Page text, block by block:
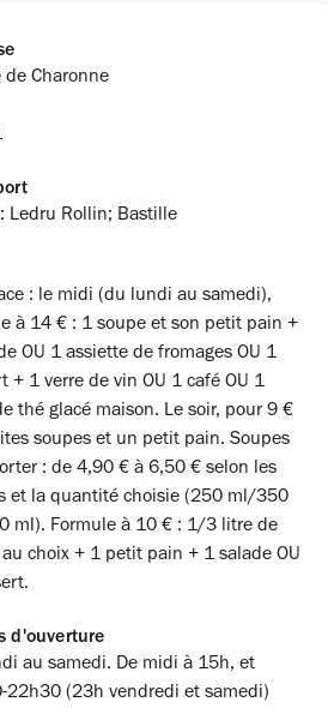
de Charonne
Ledru Rollin; Bastille
: le midi (du lundi au samedi),
à 14 € : 1 soupe et son petit pain +
OU 1 assiette de fromages OU 1
+ 1 verre de vin OU 1 café OU 1
thé glacé maison. Le soir, pour 9 €
soupes et un petit pain. Soupes
: de 4,90 € à 6,50 € selon les
et la quantité choisie (250 ml/350
ml). Formule à 10 € : 1/3 litre de
choix + 1 petit pain + 1 salade OU
d'ouverture
au samedi. De midi à 15h, et
22h30 (23h vendredi et samedi)